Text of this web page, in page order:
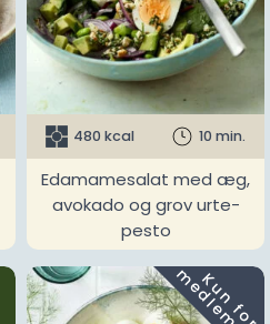
480 kcal 10 min.
Edamamesalat med æg,
avokado og grov urte-
pesto
K
u
n
f
o
r
e
d
l
e
m
m
e
r